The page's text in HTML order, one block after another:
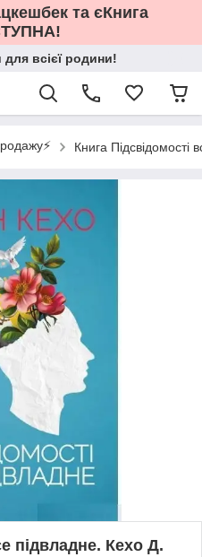
та єКнига
всієї родини!
Книга Підсвідомості
підвладне. Кехо Д.